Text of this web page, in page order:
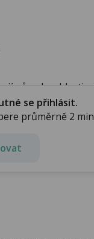
původ v oblasti
se přihlásit.
průměrně 2